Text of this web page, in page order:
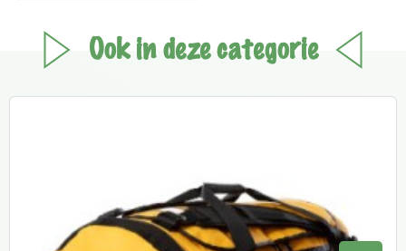
Ook in deze categorie